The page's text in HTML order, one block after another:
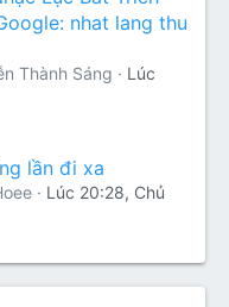
nhat lang thu
Thành Sáng
Lúc
lần đi xa
Lúc 20:28, Chủ